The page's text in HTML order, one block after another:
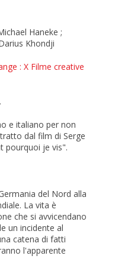
Haneke ;
Khondji
: X Filme creative
e italiano per non
dal film di Serge
pourquoi je vis".
del Nord alla
La vita è
che si avvicendano
un incidente al
catena di fatti
l'apparente